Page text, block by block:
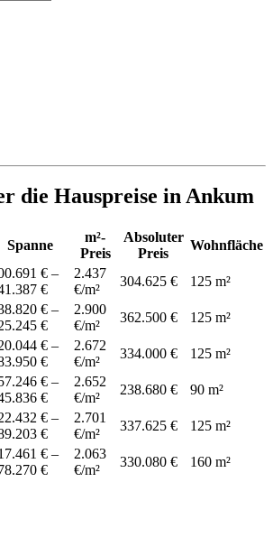
die Hauspreise in Ankum
Spanne
m²-
Preis
Absoluter
Preis
Wohnfläche
€ –
€
2.437
€/m²
304.625 € 125 m²
€ –
€
2.900
€/m²
362.500 € 125 m²
€ –
€
2.672
€/m²
334.000 € 125 m²
€ –
€
2.652
€/m²
238.680 € 90 m²
€ –
€
2.701
€/m²
337.625 € 125 m²
€ –
€
2.063
€/m²
330.080 € 160 m²